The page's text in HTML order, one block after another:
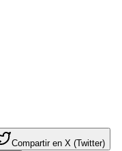
Compartir en X (Twitter)